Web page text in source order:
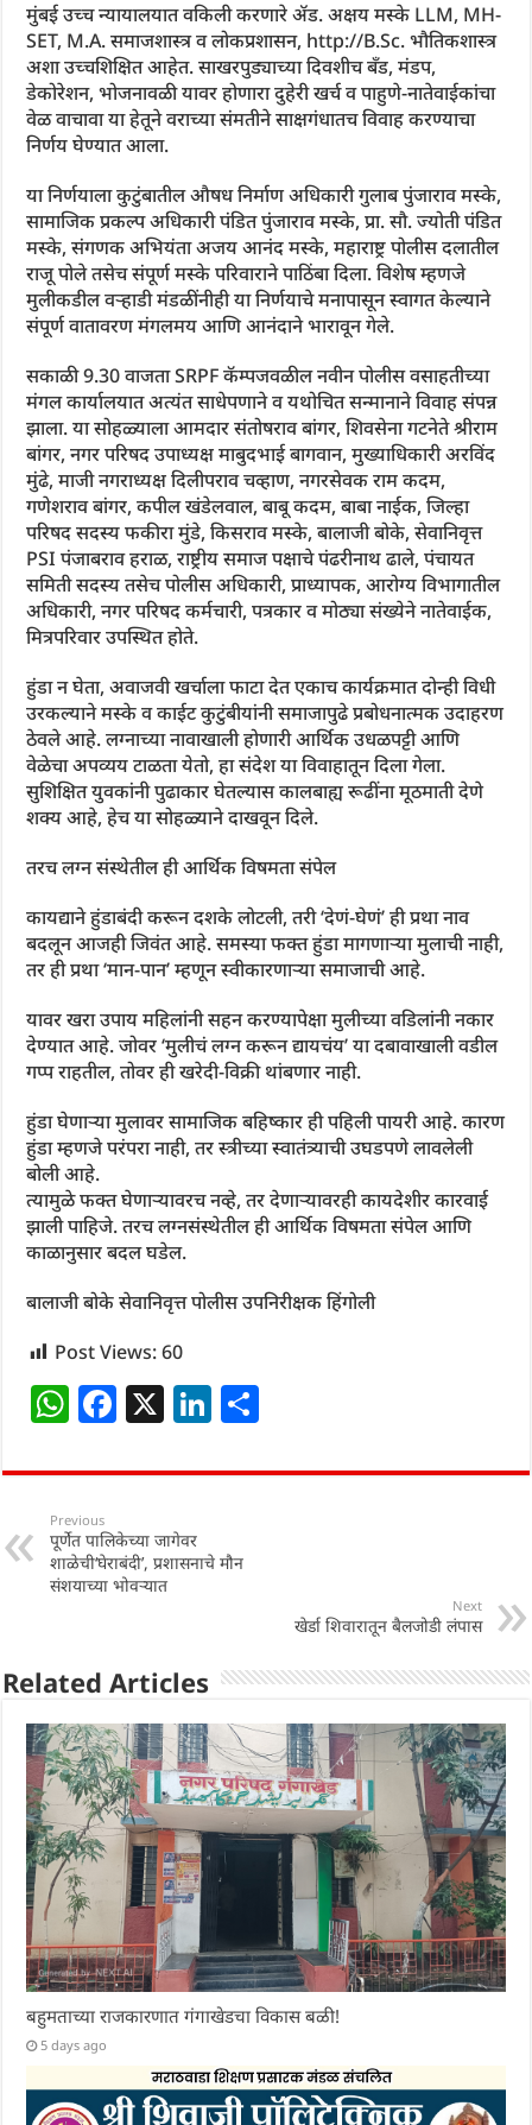
मुंबई उच्च न्यायालयात वकिली करणारे ॲड. अक्षय मस्के LLM, MH-
SET, M.A. समाजशास्त्र व लोकप्रशासन, http://B.Sc. भौतिकशास्त्र
अशा उच्चशिक्षित आहेत. साखरपुड्याच्या दिवशीच बँड, मंडप,
डेकोरेशन, भोजनावळी यावर होणारा दुहेरी खर्च व पाहुणे-नातेवाईकांचा
वेळ वाचावा या हेतूने वराच्या संमतीने साक्षगंधातच विवाह करण्याचा
निर्णय घेण्यात आला.
या निर्णयाला कुटुंबातील औषध निर्माण अधिकारी गुलाब पुंजाराव मस्के,
सामाजिक प्रकल्प अधिकारी पंडित पुंजाराव मस्के, प्रा. सौ. ज्योती पंडित
मस्के, संगणक अभियंता अजय आनंद मस्के, महाराष्ट्र पोलीस दलातील
राजू पोले तसेच संपूर्ण मस्के परिवाराने पाठिंबा दिला. विशेष म्हणजे
मुलीकडील वऱ्हाडी मंडळींनीही या निर्णयाचे मनापासून स्वागत केल्याने
संपूर्ण वातावरण मंगलमय आणि आनंदाने भारावून गेले.
सकाळी 9.30 वाजता SRPF कॅम्पजवळील नवीन पोलीस वसाहतीच्या
मंगल कार्यालयात अत्यंत साधेपणाने व यथोचित सन्मानाने विवाह संपन्न
झाला. या सोहळ्याला आमदार संतोषराव बांगर, शिवसेना गटनेते श्रीराम
बांगर, नगर परिषद उपाध्यक्ष माबुदभाई बागवान, मुख्याधिकारी अरविंद
मुंढे, माजी नगराध्यक्ष दिलीपराव चव्हाण, नगरसेवक राम कदम,
गणेशराव बांगर, कपील खंडेलवाल, बाबू कदम, बाबा नाईक, जिल्हा
परिषद सदस्य फकीरा मुंडे, किसराव मस्के, बालाजी बोके, सेवानिवृत्त
PSI पंजाबराव हराळ, राष्ट्रीय समाज पक्षाचे पंढरीनाथ ढाले, पंचायत
समिती सदस्य तसेच पोलीस अधिकारी, प्राध्यापक, आरोग्य विभागातील
अधिकारी, नगर परिषद कर्मचारी, पत्रकार व मोठ्या संख्येने नातेवाईक,
मित्रपरिवार उपस्थित होते.
हुंडा न घेता, अवाजवी खर्चाला फाटा देत एकाच कार्यक्रमात दोन्ही विधी
उरकल्याने मस्के व काईट कुटुंबीयांनी समाजापुढे प्रबोधनात्मक उदाहरण
ठेवले आहे. लग्नाच्या नावाखाली होणारी आर्थिक उधळपट्टी आणि
वेळेचा अपव्यय टाळता येतो, हा संदेश या विवाहातून दिला गेला.
सुशिक्षित युवकांनी पुढाकार घेतल्यास कालबाह्य रूढींना मूठमाती देणे
शक्य आहे, हेच या सोहळ्याने दाखवून दिले.
तरच लग्न संस्थेतील ही आर्थिक विषमता संपेल
कायद्याने हुंडाबंदी करून दशके लोटली, तरी ‘देणं-घेणं’ ही प्रथा नाव
बदलून आजही जिवंत आहे. समस्या फक्त हुंडा मागणाऱ्या मुलाची नाही,
तर ही प्रथा ‘मान-पान’ म्हणून स्वीकारणाऱ्या समाजाची आहे.
यावर खरा उपाय महिलांनी सहन करण्यापेक्षा मुलीच्या वडिलांनी नकार
देण्यात आहे. जोवर ‘मुलीचं लग्न करून द्यायचंय’ या दबावाखाली वडील
गप्प राहतील, तोवर ही खरेदी-विक्री थांबणार नाही.
हुंडा घेणाऱ्या मुलावर सामाजिक बहिष्कार ही पहिली पायरी आहे. कारण
हुंडा म्हणजे परंपरा नाही, तर स्त्रीच्या स्वातंत्र्याची उघडपणे लावलेली
बोली आहे.
त्यामुळे फक्त घेणाऱ्यावरच नव्हे, तर देणाऱ्यावरही कायदेशीर कारवाई
झाली पाहिजे. तरच लग्नसंस्थेतील ही आर्थिक विषमता संपेल आणि
काळानुसार बदल घडेल.
बालाजी बोके सेवानिवृत्त पोलीस उपनिरीक्षक हिंगोली
Post Views:60
W
at
s
A
p
F
c
e
b
o
k
X Li
k
dI
ar
Previous
पूर्णेत पालिकेच्या जागेवर
शाळेची‘घेराबंदी’, प्रशासनाचे मौन
संशयाच्या भोवऱ्यात
Next
खेर्डा शिवारातून बैलजोडी लंपास
Related Articles
बहुमताच्या राजकारणात गंगाखेडचा विकास बळी!
5 days ago